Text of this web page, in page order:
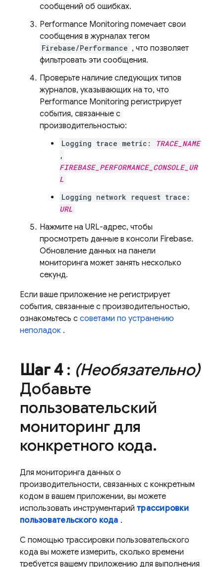
сообщений об ошибках.
Performance Monitoring помечает свои
сообщения в журналах тегом
Firebase/Performance , что позволяет
фильтровать эти сообщения.
Проверьте наличие следующих типов
журналов, указывающих на то, что
Performance Monitoring регистрирует
события, связанные с
производительностью:
Logging trace metric:
TRACE_NAME
,
FIREBASE_PERFORMANCE_CONSOLE_UR
L
Logging network request trace:
URL
Нажмите на URL-адрес, чтобы
просмотреть данные в консоли Firebase.
Обновление данных на панели
мониторинга может занять несколько
секунд.
Если ваше приложение не регистрирует
события, связанные с производительностью,
ознакомьтесь с советами по устранению
неполадок .
Шаг 4: (Необязательно)
Добавьте
пользовательский
мониторинг для
конкретного кода.
Для мониторинга данных о
производительности, связанных с конкретным
кодом в вашем приложении, вы можете
использовать инструментарий трассировки
пользовательского кода .
С помощью трассировки пользовательского
кода вы можете измерить, сколько времени
требуется вашему приложению для выполнения